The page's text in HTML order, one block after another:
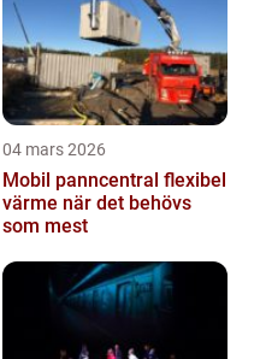
04 mars 2026
Mobil panncentral flexibel
värme när det behövs
som mest